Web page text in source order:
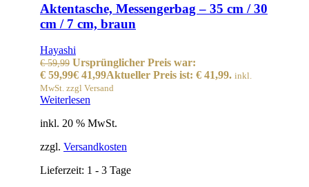
Aktentasche, Messengerbag – 35 cm / 30
cm / 7 cm, braun
Hayashi
€59,99 Ursprünglicher Preis war:
€ 59,99€ 41,99Aktueller Preis ist: € 41,99. inkl.
MwSt. zzgl Versand
Weiterlesen
inkl. 20 % MwSt.
zzgl. Versandkosten
Lieferzeit: 1 - 3 Tage